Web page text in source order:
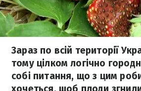
Зараз по всій території
тому цілком логічно
собі питання, що з цим